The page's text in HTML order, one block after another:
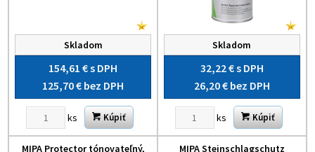
Skladom
154,61 €s DPH
125,70 € bez DPH
ks Kúpiť
Skladom
32,22 €s DPH
26,20 € bez DPH
ks Kúpiť
MIPA Protector tónovateľný, MIPA Steinschlagschutz